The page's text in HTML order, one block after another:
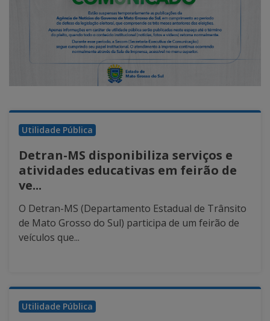
Utilidade Pública
Detran-MS disponibiliza serviços e
atividades educativas em feirão de
ve...
O Detran-MS (Departamento Estadual de Trânsito
de Mato Grosso do Sul) participa de um feirão de
veículos que...
Utilidade Pública